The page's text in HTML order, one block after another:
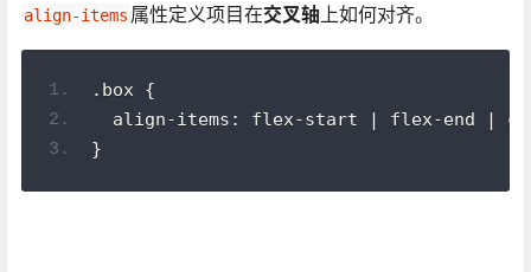
align-items 属性定义项目在交叉轴 上如何对齐。
.box {
align-items: flex-start | flex-end |
}